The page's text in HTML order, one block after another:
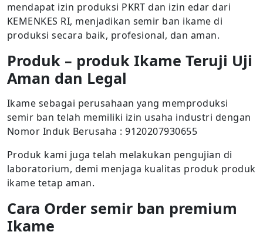
mendapat izin produksi PKRT dan izin edar dari
KEMENKES RI, menjadikan semir ban ikame di
produksi secara baik, profesional, dan aman.
Produk – produk Ikame Teruji Uji
Aman dan Legal
Ikame sebagai perusahaan yang memproduksi
semir ban telah memiliki izin usaha industri dengan
Nomor Induk Berusaha : 9120207930655
Produk kami juga telah melakukan pengujian di
laboratorium, demi menjaga kualitas produk produk
ikame tetap aman.
Cara Order semir ban premium
Ikame